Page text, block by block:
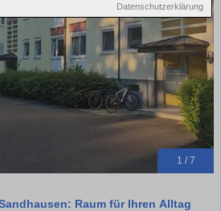
Datenschutzerklärung
1 / 7
Raum für Ihren Alltag